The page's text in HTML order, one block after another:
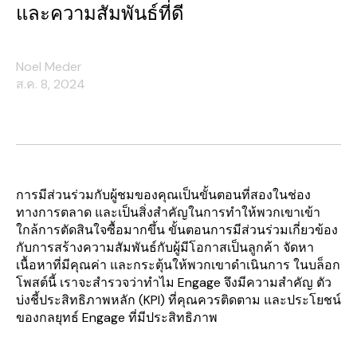
และความสัมพันธ์ที่ดี
Noel Meder
ส.ค. 8, 2024
การมีส่วนร่วมกับผู้ชมของคุณเป็นขั้นตอนที่สองในช่อง
ทางการตลาด และเป็นสิ่งสำคัญในการทำให้พวกเขาเข้า
ใกล้การตัดสินใจซื้อมากขึ้น ขั้นตอนการมีส่วนร่วมเกี่ยวข้อง
กับการสร้างความสัมพันธ์กับผู้มีโอกาสเป็นลูกค้า จัดหา
เนื้อหาที่มีคุณค่า และกระตุ้นให้พวกเขาดำเนินการ ในบล็อก
โพสต์นี้ เราจะสำรวจว่าทำไม Engage จึงมีความสำคัญ ตัว
บ่งชี้ประสิทธิภาพหลัก (KPI) ที่คุณควรติดตาม และประโยชน์
ของกลยุทธ์ Engage ที่มีประสิทธิภาพ